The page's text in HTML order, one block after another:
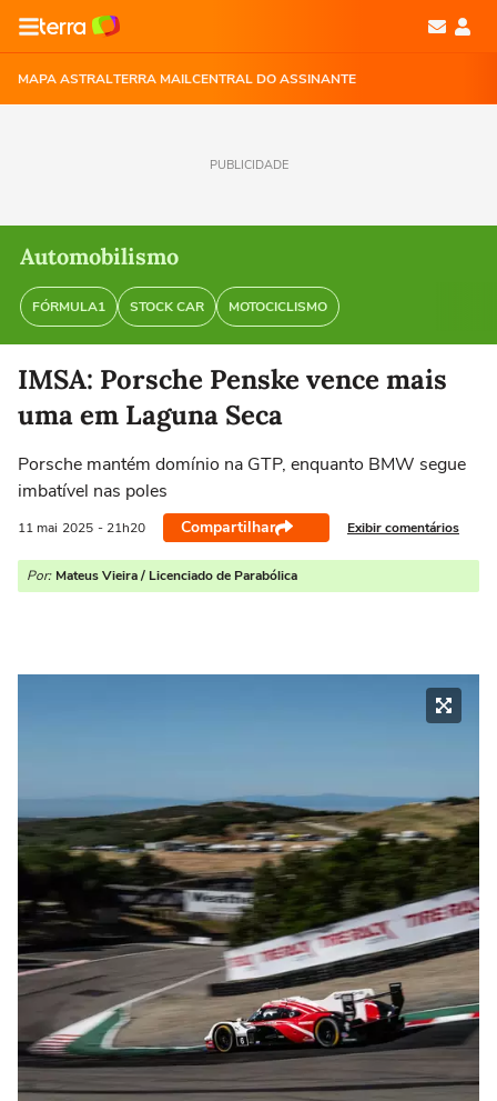
MAPA ASTRALTERRA MAILCENTRAL DO ASSINANTE
PUBLICIDADE
Automobilismo
FÓRMULA1 STOCK CAR MOTOCICLISMO
IMSA: Porsche Penske vence mais
uma em Laguna Seca
Porsche mantém domínio na GTP, enquanto BMW segue
imbatível nas poles
11 mai 2025 - 21h20 Compartilhar Exibir comentários
Por: Mateus Vieira / Licenciado de Parabólica